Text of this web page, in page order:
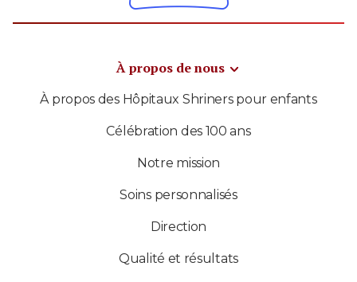
À propos de nous
À propos des Hôpitaux Shriners pour enfants
Célébration des 100 ans
Notre mission
Soins personnalisés
Direction
Qualité et résultats